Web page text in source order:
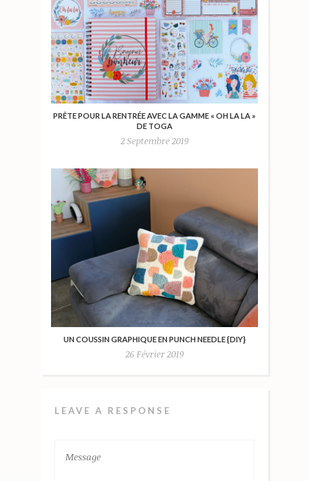
PRÊTE POUR LA RENTRÉE AVEC LA GAMME « OH LA LA »
DE TOGA
2 Septembre 2019
UN COUSSIN GRAPHIQUE EN PUNCH NEEDLE {DIY}
26 Février 2019
LEAVE A RESPONSE